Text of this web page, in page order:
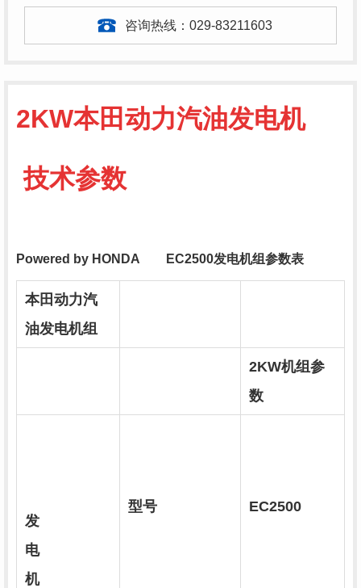
咨询热线： 029-83211603
2KW本田动力汽油发电机
技术参数
Powered by HONDA EC2500发电机组参数表
本田动力汽
油发电机组
2KW机组参
数
发
电
机
型号 EC2500